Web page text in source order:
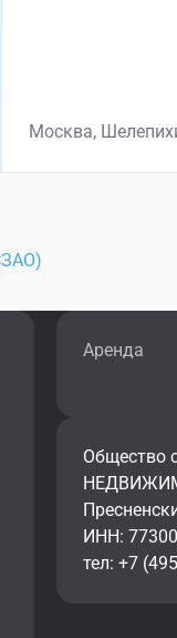
Москва,
Аренда
Общество
ИНН:
тел: +7